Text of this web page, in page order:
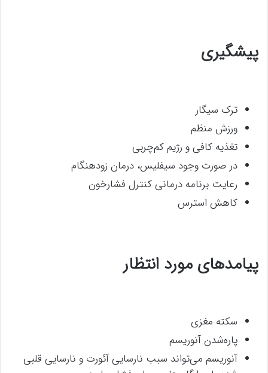
پیشگیری
ترک سیگار
ورزش منظم
تغذیه کافی و رژیم کم‌چربی
در صورت وجود سیفلیس، درمان زودهنگام
رعایت برنامه درمانی کنترل فشارخون
کاهش استرس
پیامدهای مورد انتظار
سکته مغزی
پاره‌شدن آنوریسم
آنوریسم می‌تواند سبب نارسایی آئورت و نارسایی قلبی